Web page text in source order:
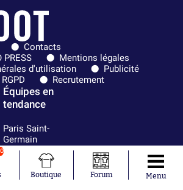
Contacts
PRESS
Mentions légales
d'utilisation
Publicité
Recrutement
Équipes en
tendance
Paris Saint-
Germain
Real Madrid
Olympique de
Marseille
FIFA
Boutique Forum Menu